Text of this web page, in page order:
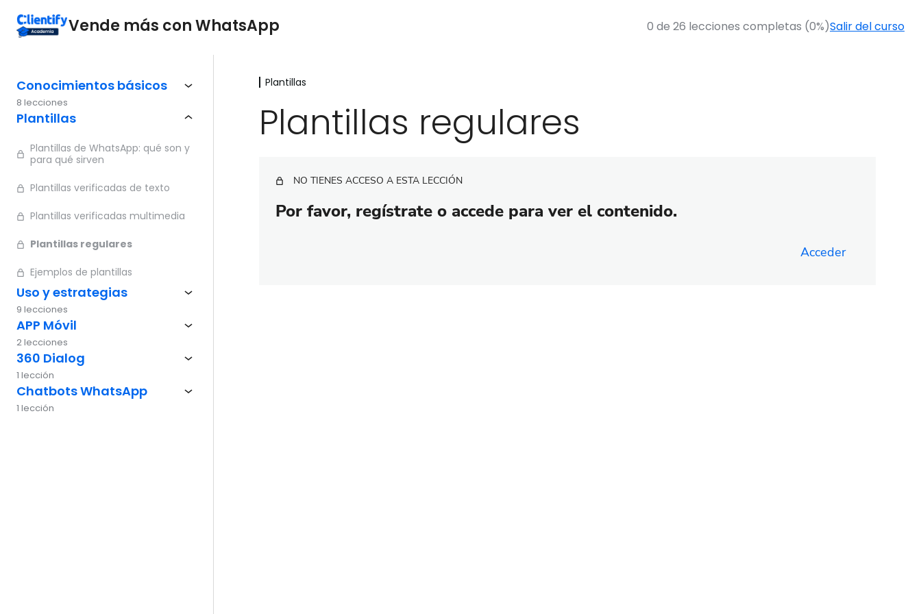
Vende más con WhatsApp 0 de 26 lecciones completas (0%)Salir del curso
Conocimientos básicos
8 lecciones
Plantillas
Plantillas de WhatsApp: qué son y
para qué sirven
Plantillas verificadas de texto
Plantillas verificadas multimedia
Plantillas regulares
Ejemplos de plantillas
Uso y estrategias
9 lecciones
APP Móvil
2 lecciones
360 Dialog
1 lección
Chatbots WhatsApp
1 lección
Plantillas
Plantillas regulares
NO TIENES ACCESO A ESTA LECCIÓN
Por favor, regístrate o accede para ver el contenido.
Acceder